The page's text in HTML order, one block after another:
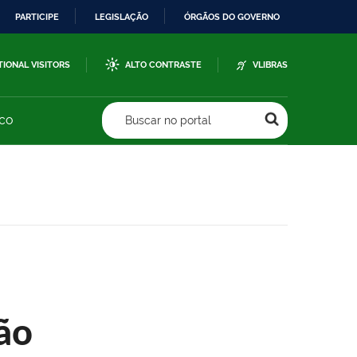
PARTICIPE LEGISLAÇÃO ÓRGÃOS DO GOVERNO
VISITORS ALTO CONTRASTE VLIBRAS
Buscar no portal